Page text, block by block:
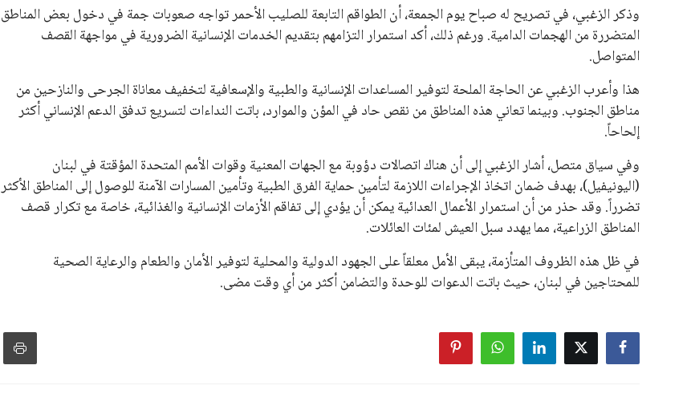
وذكر الزغبي، في تصريح له صباح يوم الجمعة، أن الطواقم التابعة للصليب الأحمر تواجه صعوبات جمة في دخول بعض المناطق
المتضررة من الهجمات الدامية. ورغم ذلك، أكد استمرار التزامهم بتقديم الخدمات الإنسانية الضرورية في مواجهة القصف
المتواصل.
هذا وأعرب الزغبي عن الحاجة الملحة لتوفير المساعدات الإنسانية والطبية والإسعافية لتخفيف معاناة الجرحى والنازحين من
مناطق الجنوب. وبينما تعاني هذه المناطق من نقص حاد في المؤن والموارد، باتت النداءات لتسريع تدفق الدعم الإنساني أكثر
إلحاحاً.
وفي سياق متصل، أشار الزغبي إلى أن هناك اتصالات دؤوبة مع الجهات المعنية وقوات الأمم المتحدة المؤقتة في لبنان
(اليونيفيل)، بهدف ضمان اتخاذ الإجراءات اللازمة لتأمين حماية الفرق الطبية وتأمين المسارات الآمنة للوصول إلى المناطق الأكثر
تضرراً. وقد حذر من أن استمرار الأعمال العدائية يمكن أن يؤدي إلى تفاقم الأزمات الإنسانية والغذائية، خاصة مع تكرار قصف
المناطق الزراعية، مما يهدد سبل العيش لمئات العائلات.
في ظل هذه الظروف المتأزمة، يبقى الأمل معلقاً على الجهود الدولية والمحلية لتوفير الأمان والطعام والرعاية الصحية
للمحتاجين في لبنان، حيث باتت الدعوات للوحدة والتضامن أكثر من أي وقت مضى.